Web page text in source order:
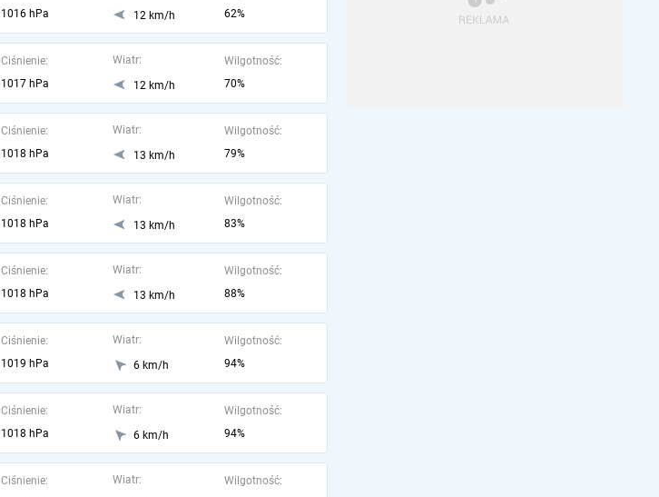
1016 hPa
12 km/h
62%
Ciśnienie:
1017 hPa
Wiatr:
12 km/h
Wilgotność:
70%
Ciśnienie:
1018 hPa
Wiatr:
13 km/h
Wilgotność:
79%
Ciśnienie:
1018 hPa
Wiatr:
13 km/h
Wilgotność:
83%
Ciśnienie:
1018 hPa
Wiatr:
13 km/h
Wilgotność:
88%
Ciśnienie:
1019 hPa
Wiatr:
6 km/h
Wilgotność:
94%
Ciśnienie:
1018 hPa
Wiatr:
6 km/h
Wilgotność:
94%
Ciśnienie:
Wiatr:
Wilgotność: